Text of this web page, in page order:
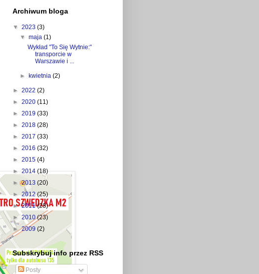
Archiwum bloga
▼ 2023 (3)
▼maja(1)
Wykład "To Się Wytnie:"
transporcie w
Warszawie i ...
► kwietnia(2)
► 2022 (2)
► 2020 (11)
► 2019 (33)
► 2018 (28)
► 2017 (33)
► 2016 (32)
► 2015 (4)
► 2014 (18)
►2013 (20)
►2012(25)
►2011(28)
► 2010(23)
►2009 (2)
Subskrybuj info przez RSS
Posty